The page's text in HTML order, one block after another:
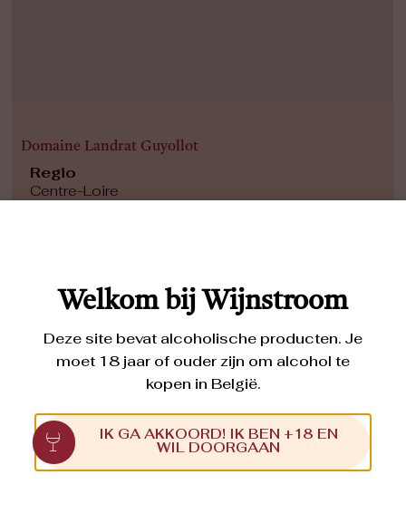
Domaine Landrat Guyollot
Regio
Centre-Loire
Welkom bij Wijnstroom
Deze site bevat alcoholische producten. Je
moet 18 jaar of ouder zijn om alcohol te
kopen in België.
IK GA AKKOORD! IK BEN +18 EN
WIL DOORGAAN